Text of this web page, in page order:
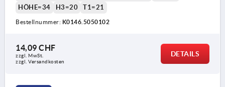
HÖHE=34
H3=20 T1=21
Bestellnummer: K0146.5050102
14,09 CHF
zzgl. MwSt.
zzgl. Versandkosten
DETAILS